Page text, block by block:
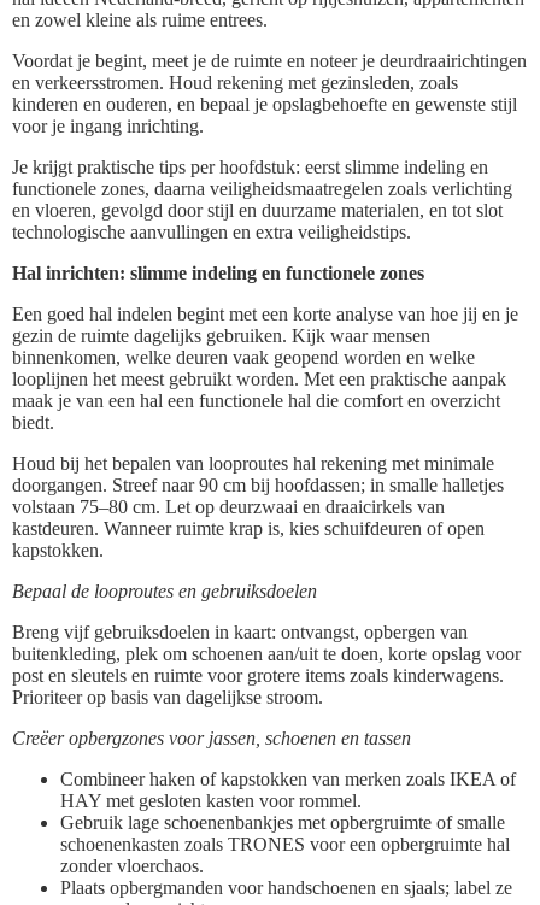
en zowel kleine als ruime entrees.
Voordat je begint, meet je de ruimte en noteer je deurdraairichtingen
en verkeersstromen. Houd rekening met gezinsleden, zoals
kinderen en ouderen, en bepaal je opslagbehoefte en gewenste stijl
voor je ingang inrichting.
Je krijgt praktische tips per hoofdstuk: eerst slimme indeling en
functionele zones, daarna veiligheidsmaatregelen zoals verlichting
en vloeren, gevolgd door stijl en duurzame materialen, en tot slot
technologische aanvullingen en extra veiligheidstips.
Hal inrichten: slimme indeling en functionele zones
Een goed hal indelen begint met een korte analyse van hoe jij en je
gezin de ruimte dagelijks gebruiken. Kijk waar mensen
binnenkomen, welke deuren vaak geopend worden en welke
looplijnen het meest gebruikt worden. Met een praktische aanpak
maak je van een hal een functionele hal die comfort en overzicht
biedt.
Houd bij het bepalen van looproutes hal rekening met minimale
doorgangen. Streef naar 90 cm bij hoofdassen; in smalle halletjes
volstaan 75–80 cm. Let op deurzwaai en draaicirkels van
kastdeuren. Wanneer ruimte krap is, kies schuifdeuren of open
kapstokken.
Bepaal de looproutes en gebruiksdoelen
Breng vijf gebruiksdoelen in kaart: ontvangst, opbergen van
buitenkleding, plek om schoenen aan/uit te doen, korte opslag voor
post en sleutels en ruimte voor grotere items zoals kinderwagens.
Prioriteer op basis van dagelijkse stroom.
Creëer opbergzones voor jassen, schoenen en tassen
Combineer haken of kapstokken van merken zoals IKEA of
HAY met gesloten kasten voor rommel.
Gebruik lage schoenenbankjes met opbergruimte of smalle
schoenenkasten zoals TRONES voor een opbergruimte hal
zonder vloerchaos.
Plaats opbergmanden voor handschoenen en sjaals; label ze